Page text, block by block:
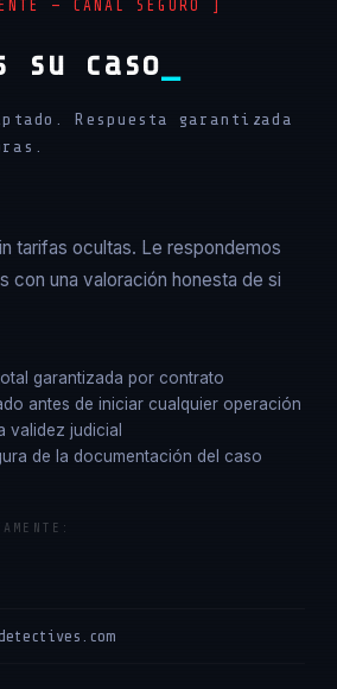
— CANAL SEGURO ]
su caso
Respuesta garantizada
tarifas ocultas. Le respondemos
con una valoración honesta de si
garantizada por contrato
antes de iniciar cualquier operación
validez judicial
de la documentación del caso